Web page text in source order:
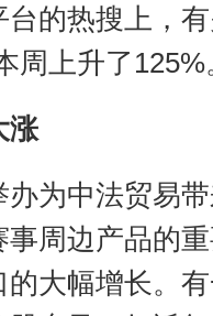
的热搜上，
周上升了125%
涨
为中法贸易带
事周边产品的
大幅增长。